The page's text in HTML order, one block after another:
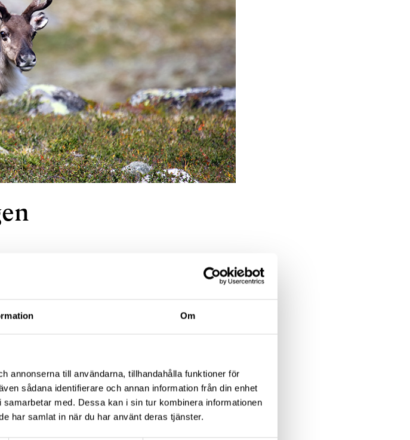
Om
annonserna till användarna, tillhandahålla funktioner för
sådana identifierare och annan information från din enhet
med. Dessa kan i sin tur kombinera informationen
har samlat in när du har använt deras tjänster.
samiska minnesdagen – svensk
tema är polarisering i Sápmi.
webbplats.
antal platser.